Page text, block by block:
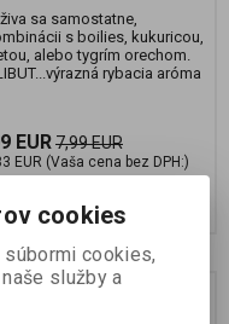
sa samostatne,
s boilies, kukuricou,
alebo tygrím orechom.
rybacia aróma
EUR7,99 EUR
EUR (Vaša cena bez DPH:)
cookies
súbormi cookies,
služby a